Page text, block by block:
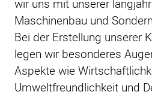
wir uns mit unserer
Maschinenbau und
Bei der Erstellung unserer
legen wir besonderes
Aspekte wie
Umweltfreundlichkeit und